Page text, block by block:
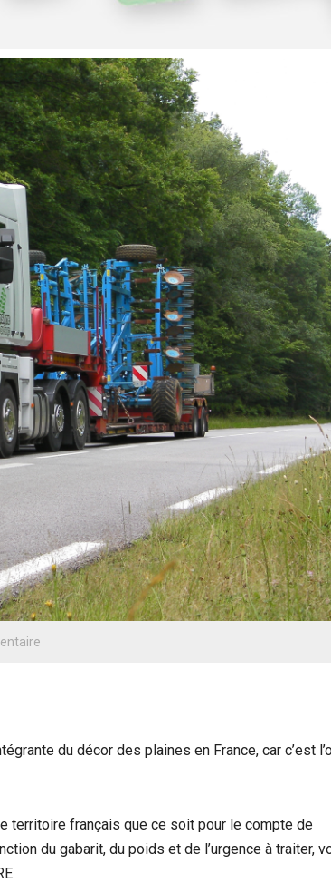
du décor des plaines en France, car c’est
territoire français que ce soit pour le compte de
du gabarit, du poids et de l’urgence à traiter,